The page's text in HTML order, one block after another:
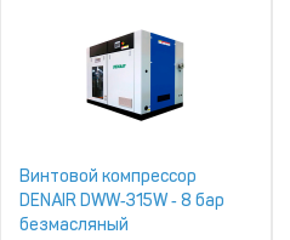
Винтовой компрессор
DENAIR DWW‑315W ‑ 8 бар
безмасляный